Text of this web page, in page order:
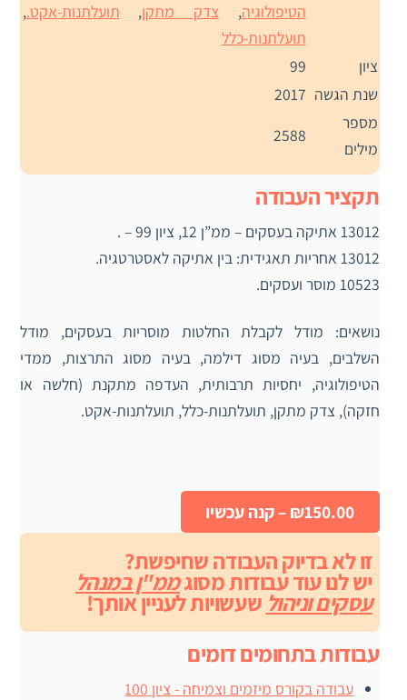
הטיפולוגיה, צדק מתקן, תועלתנות-אקט.,
תועלתנות-כלל
ציון
99
שנת הגשה 2017
מספר
מילים
2588
תקציר העבודה
13012 אתיקה בעסקים – ממ”ן 12, ציון 99 – .
13012 אחריות תאגידית: בין אתיקה לאסטרטגיה.
10523 מוסר ועסקים.
נושאים: מודל לקבלת החלטות מוסריות בעסקים, מודל
השלבים, בעיה מסוג דילמה, בעיה מסוג התרצות, ממדי
הטיפולוגיה, יחסיות תרבותית, העדפה מתקנת (חלשה או
חזקה), צדק מתקן, תועלתנות-כלל, תועלתנות-אקט.
₪150.00 – קנה עכשיו
זו לא בדיוק העבודה שחיפשת?
יש לנו עוד עבודות מסוגממ"ן במנהל
עסקים וניהול שעשויות לעניין אותך!
עבודות בתחומים דומים
עבודה בקורס מיזמים וצמיחה - ציון 100